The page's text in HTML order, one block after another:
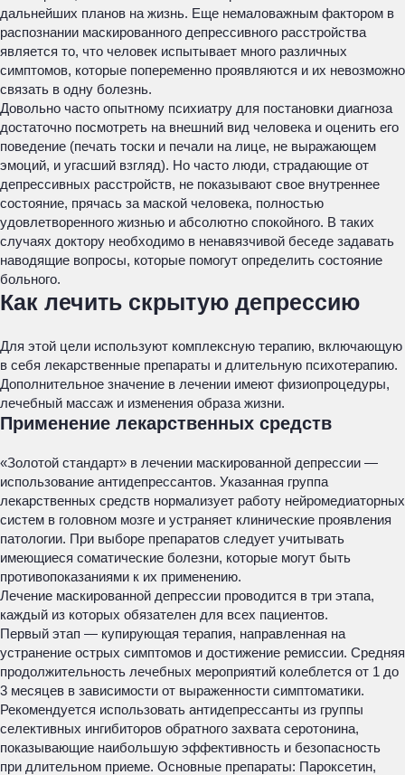
дальнейших планов на жизнь. Еще немаловажным фактором в
распознании маскированного депрессивного расстройства
является то, что человек испытывает много различных
симптомов, которые попеременно проявляются и их невозможно
связать в одну болезнь.
Довольно часто опытному психиатру для постановки диагноза
достаточно посмотреть на внешний вид человека и оценить его
поведение (печать тоски и печали на лице, не выражающем
эмоций, и угасший взгляд). Но часто люди, страдающие от
депрессивных расстройств, не показывают свое внутреннее
состояние, прячась за маской человека, полностью
удовлетворенного жизнью и абсолютно спокойного. В таких
случаях доктору необходимо в ненавязчивой беседе задавать
наводящие вопросы, которые помогут определить состояние
больного.
Как лечить скрытую депрессию
Для этой цели используют комплексную терапию, включающую
в себя лекарственные препараты и длительную психотерапию.
Дополнительное значение в лечении имеют физиопроцедуры,
лечебный массаж и изменения образа жизни.
Применение лекарственных средств
«Золотой стандарт» в лечении маскированной депрессии —
использование антидепрессантов. Указанная группа
лекарственных средств нормализует работу нейромедиаторных
систем в головном мозге и устраняет клинические проявления
патологии. При выборе препаратов следует учитывать
имеющиеся соматические болезни, которые могут быть
противопоказаниями к их применению.
Лечение маскированной депрессии проводится в три этапа,
каждый из которых обязателен для всех пациентов.
Первый этап — купирующая терапия, направленная на
устранение острых симптомов и достижение ремиссии. Средняя
продолжительность лечебных мероприятий колеблется от 1 до
3 месяцев в зависимости от выраженности симптоматики.
Рекомендуется использовать антидепрессанты из группы
селективных ингибиторов обратного захвата серотонина,
показывающие наибольшую эффективность и безопасность
при длительном приеме. Основные препараты: Пароксетин,